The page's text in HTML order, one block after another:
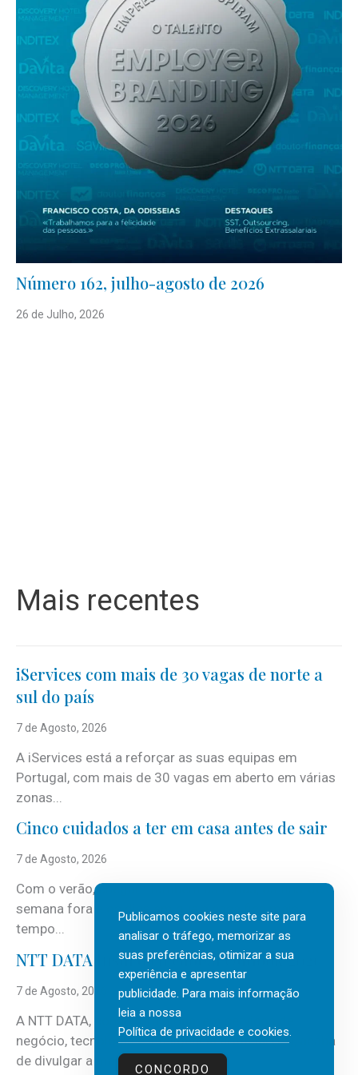
Número 162, julho-agosto de 2026
26 de Julho, 2026
Mais recentes
iServices com mais de 30 vagas de norte a
sul do país
7 de Agosto, 2026
A iServices está a reforçar as suas equipas em
Portugal, com mais de 30 vagas em aberto em várias
zonas...
Cinco cuidados a ter em casa antes de sair
7 de Agosto, 2026
Com o verão, chegam também as férias, os fins-de-
semana fora e os dias em que a casa fica mais
tempo...
NTT DATA Insurtech Global Outlook 2026
7 de Agosto, 2026
A NTT DATA, consultora global em serviços de
negócio, tecnologia e inteligência artificial (IA), acaba
de divulgar a mais recente...
Publicamos cookies neste site para
analisar o tráfego, memorizar as
suas preferências, otimizar a sua
experiência e apresentar
publicidade. Para mais informação
leia a nossa
Política de privacidade e cookies.
CONCORDO